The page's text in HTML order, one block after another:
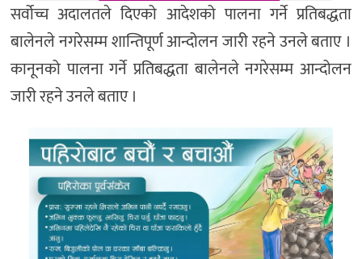
सर्वोच्च अदालतले दिएको आदेशको पालना गर्ने प्रतिबद्धता
बालेनले नगरेसम्म शान्तिपूर्ण आन्दोलन जारी रहने उनले बताए ।
कानूनको पालना गर्ने प्रतिबद्धता बालेनले नगरेसम्म आन्दोलन
जारी रहने उनले बताए ।